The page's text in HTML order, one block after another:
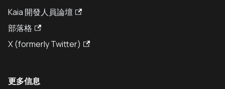
Kaia 開發人員論壇
部落格
X (formerly Twitter)
更多信息